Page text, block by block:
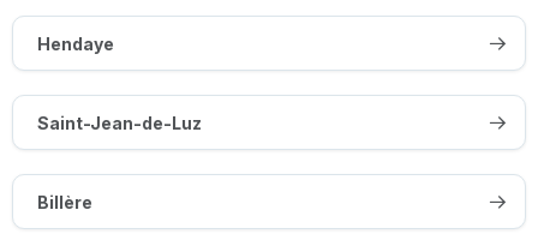
Hendaye
Saint-Jean-de-Luz
Billère